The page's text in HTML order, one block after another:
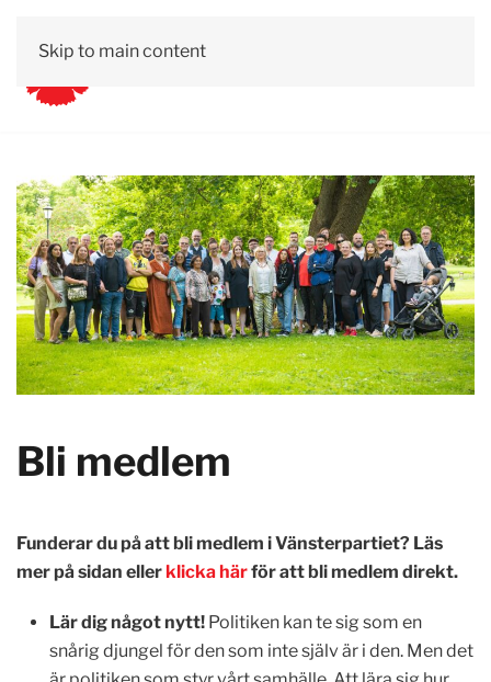
Skip to main content
Bli medlem
Funderar du på att bli medlem i Vänsterpartiet? Läs
mer på sidan ellerklicka härför att bli medlem direkt.
Lär dig något nytt! Politiken kan te sig som en
snårig djungel för den som inte själv är i den. Men det